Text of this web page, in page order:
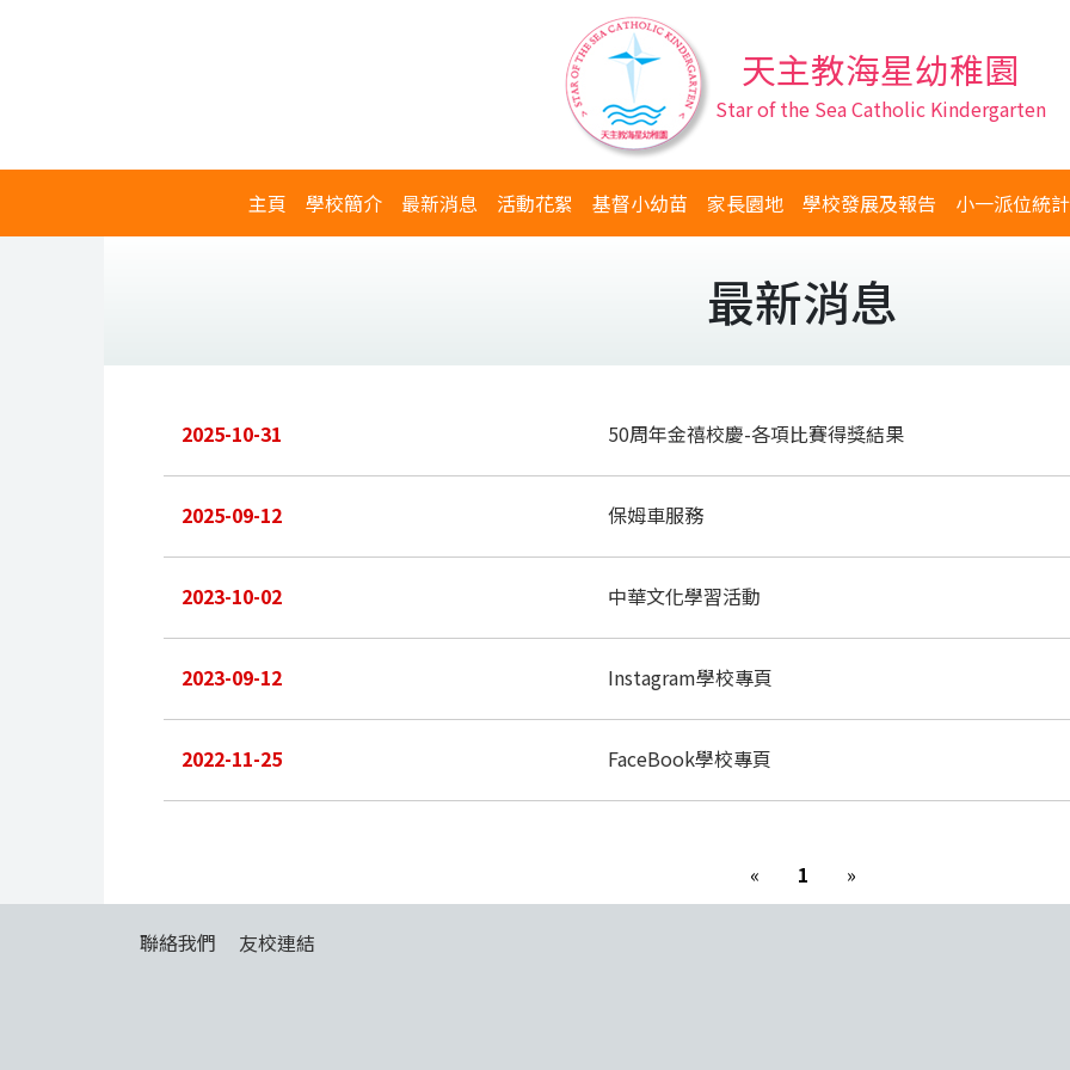
天主教海星幼稚園
Star of the Sea Catholic Kindergarten
主頁 學校簡介 最新消息 活動花絮 基督小幼苗 家長園地 學校發展及報告 小一派位統
最新消息
2025-10-31 50周年金禧校慶-各項比賽得獎結果
2025-09-12 保姆車服務
2023-10-02 中華文化學習活動
2023-09-12 Instagram學校專頁
2022-11-25 FaceBook學校專頁
« 1 »
聯絡我們 友校連結